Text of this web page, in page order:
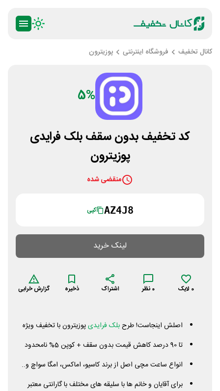
کانال تخفیف فروشگاه اینترنتی پوزیترون
5%
کد تخفیف بدون سقف بلک فرایدی
پوزیترون
منقضی شده
AZ4J8 کپی
لینک خرید
0 لایک 0 نظر اشتراک ذخیره گزارش خرابی
اصلش اینجاست! طرحبلک فرایدیپوزیترون با تخفیف ویژه
تا 90 درصد کاهش قیمت بدون سقف + کوپن 5% نامحدود
انواع ساعت مچی اصل از برند کاسیو، اماکس، امگا سواچ و..
برای آقایان و خانم ها با سلیقه های مختلف با گارانتی معتبر